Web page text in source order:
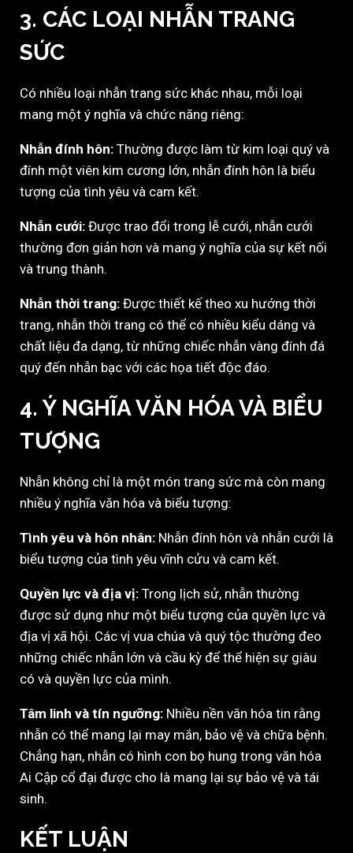
3. CÁC LOẠI NHẪN TRANG
SỨC
Có nhiều loại nhẫn trang sức khác nhau, mỗi loại
mang một ý nghĩa và chức năng riêng:
Nhẫn đính hôn: Thường được làm từ kim loại quý và
đính một viên kim cương lớn, nhẫn đính hôn là biểu
tượng của tình yêu và cam kết.
Nhẫn cưới: Được trao đổi trong lễ cưới, nhẫn cưới
thường đơn giản hơn và mang ý nghĩa của sự kết nối
và trung thành.
Nhẫn thời trang: Được thiết kế theo xu hướng thời
trang, nhẫn thời trang có thể có nhiều kiểu dáng và
chất liệu đa dạng, từ những chiếc nhẫn vàng đính đá
quý đến nhẫn bạc với các họa tiết độc đáo.
4. Ý NGHĨA VĂN HÓA VÀ BIỂU
TƯỢNG
Nhẫn không chỉ là một món trang sức mà còn mang
nhiều ý nghĩa văn hóa và biểu tượng:
Tình yêu và hôn nhân: Nhẫn đính hôn và nhẫn cưới là
biểu tượng của tình yêu vĩnh cửu và cam kết.
Quyền lực và địa vị: Trong lịch sử, nhẫn thường
được sử dụng như một biểu tượng của quyền lực và
địa vị xã hội. Các vị vua chúa và quý tộc thường đeo
những chiếc nhẫn lớn và cầu kỳ để thể hiện sự giàu
có và quyền lực của mình.
Tâm linh và tín ngưỡng: Nhiều nền văn hóa tin rằng
nhẫn có thể mang lại may mắn, bảo vệ và chữa bệnh.
Chẳng hạn, nhẫn có hình con bọ hung trong văn hóa
Ai Cập cổ đại được cho là mang lại sự bảo vệ và tái
sinh.
KẾT LUẬN